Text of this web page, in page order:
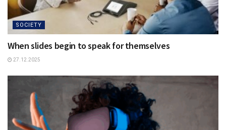
SOCIETY
When slides begin to speak for themselves
27.12.2025